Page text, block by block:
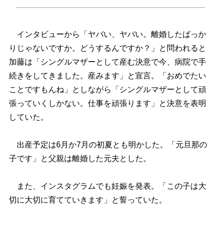
インタビューから「ヤバい、ヤバい。離婚したばっか
りじゃないですか。どうするんですか？」と問われると
加藤は「シングルマザーとして産む決意で今、病院で手
続きをしてきました。産みます」と宣言。「おめでたい
ことですもんね」としながら「シングルマザーとして頑
張っていくしかない。仕事を頑張ります」と決意を表明
していた。
出産予定は6月か7月の初夏とも明かした。「元旦那の
子です」と父親は離婚した元夫とした。
また、インスタグラムでも妊娠を発表。「この子は大
切に大切に育てていきます」と誓っていた。